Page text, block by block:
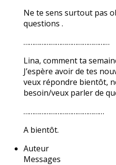
Ne te sens surtout pas
questions .
…………………………………………
Lina, comment ta
J’espère avoir de tes
veux répondre bientôt,
besoin/veux parler de
………………………………………
A bientôt.
Auteur
Messages